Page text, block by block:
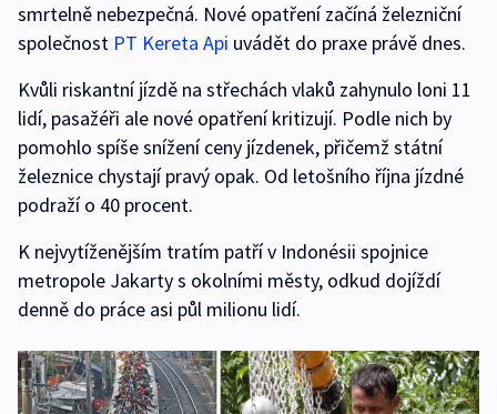
smrtelně nebezpečná. Nové opatření začíná železniční
společnost PT Kereta Api uvádět do praxe právě dnes.
Kvůli riskantní jízdě na střechách vlaků zahynulo loni 11
lidí, pasažéři ale nové opatření kritizují. Podle nich by
pomohlo spíše snížení ceny jízdenek, přičemž státní
železnice chystají pravý opak. Od letošního října jízdné
podraží o 40 procent.
K nejvytíženějším tratím patří v Indonésii spojnice
metropole Jakarty s okolními městy, odkud dojíždí
denně do práce asi půl milionu lidí.